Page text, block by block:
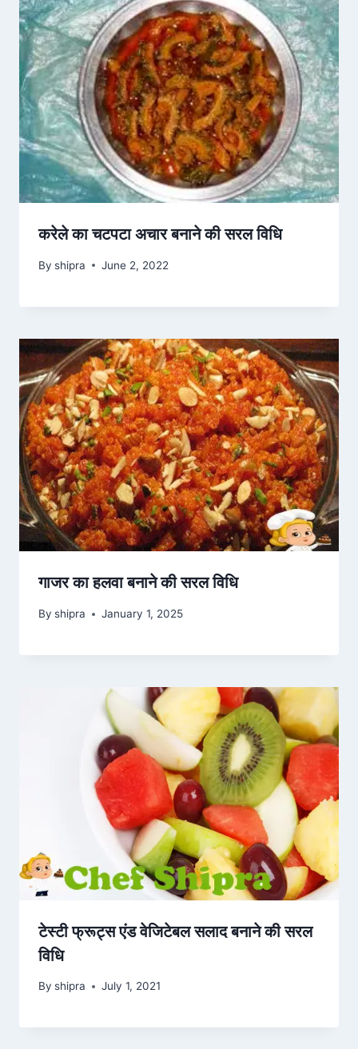
करेले का चटपटा अचार बनाने की सरल विधि
By shipra June 2, 2022
गाजर का हलवा बनाने की सरल विधि
By shipra January 1, 2025
टेस्टी फ्रूट्स एंड वेजिटेबल सलाद बनाने की सरल
विधि
By shipra July 1, 2021